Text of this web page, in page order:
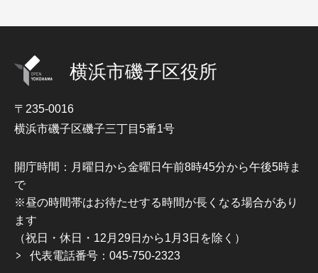
横浜市磯子区役所
〒235-0016
横浜市磯子区磯子三丁目5番1号
開庁時間：月曜日から金曜日午前8時45分から午後5時ま
で
※昼の時間帯はお待たせする時間が長くなる場合があり
ます
（祝日・休日・12月29日から1月3日を除く）
代表電話番号：045-750-2323